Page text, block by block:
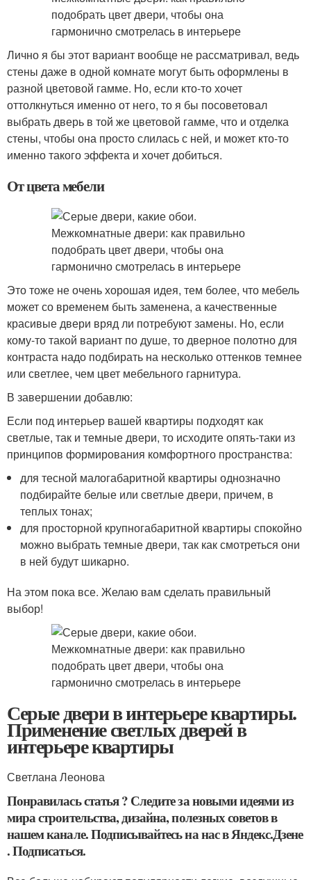
Лично я бы этот вариант вообще не рассматривал, ведь
стены даже в одной комнате могут быть оформлены в
разной цветовой гамме. Но, если кто-то хочет
оттолкнуться именно от него, то я бы посоветовал
выбрать дверь в той же цветовой гамме, что и отделка
стены, чтобы она просто слилась с ней, и может кто-то
именно такого эффекта и хочет добиться.
От цвета мебели
Это тоже не очень хорошая идея, тем более, что мебель
может со временем быть заменена, а качественные
красивые двери вряд ли потребуют замены. Но, если
кому-то такой вариант по душе, то дверное полотно для
контраста надо подбирать на несколько оттенков темнее
или светлее, чем цвет мебельного гарнитура.
В завершении добавлю:
Если под интерьер вашей квартиры подходят как
светлые, так и темные двери, то исходите опять-таки из
принципов формирования комфортного пространства:
для тесной малогабаритной квартиры однозначно
подбирайте белые или светлые двери, причем, в
теплых тонах;
для просторной крупногабаритной квартиры спокойно
можно выбрать темные двери, так как смотреться они
в ней будут шикарно.
На этом пока все. Желаю вам сделать правильный
выбор!
Серые двери в интерьере квартиры.
Применение светлых дверей в
интерьере квартиры
Светлана Леонова
Понравилась статья ? Следите за новыми идеями из
мира строительства, дизайна, полезных советов в
нашем канале. Подписывайтесь на нас в Яндекс.Дзене
. Подписаться.